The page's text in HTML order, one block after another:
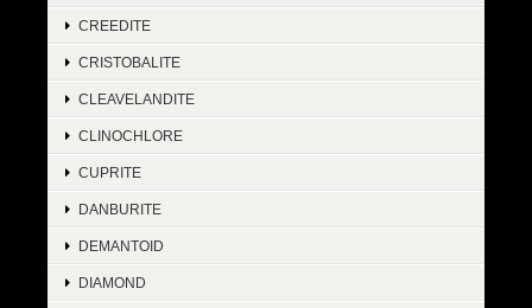
CREEDITE
CRISTOBALITE
CLEAVELANDITE
CLINOCHLORE
CUPRITE
DANBURITE
DEMANTOID
DIAMOND